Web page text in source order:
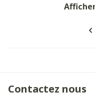
Contactez nous